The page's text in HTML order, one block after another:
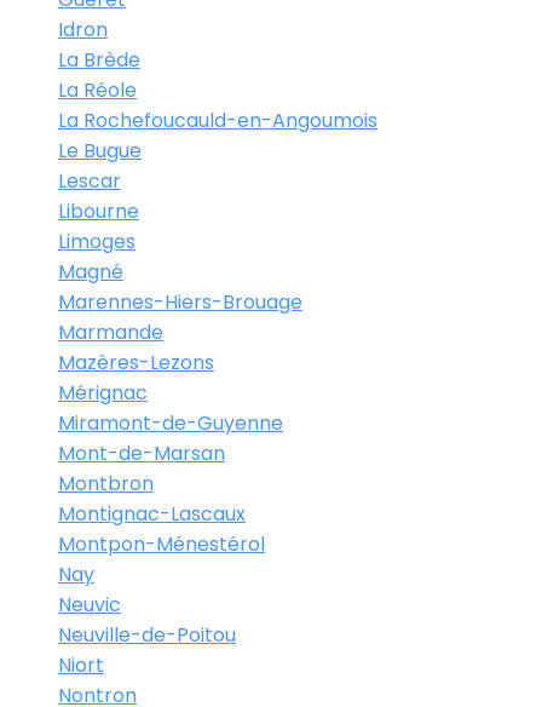
Idron
La Brède
La Réole
La Rochefoucauld-en-Angoumois
Le Bugue
Lescar
Libourne
Limoges
Magné
Marennes-Hiers-Brouage
Marmande
Mazères-Lezons
Mérignac
Miramont-de-Guyenne
Mont-de-Marsan
Montbron
Montignac-Lascaux
Montpon-Ménestérol
Nay
Neuvic
Neuville-de-Poitou
Niort
Nontron